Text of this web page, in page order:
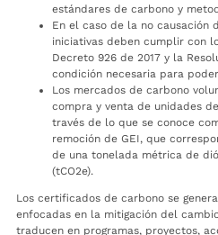
estándares de carbono y
En el caso de la no causación
iniciativas deben cumplir con
Decreto 926 de 2017 y la
condición necesaria para
Los mercados de carbono
compra y venta de unidades
través de lo que se conoce
remoción de GEI, que
de una tonelada métrica de
(tCO2e).
Los certificados de carbono se
enfocadas en la mitigación del
traducen en programas, proyectos,